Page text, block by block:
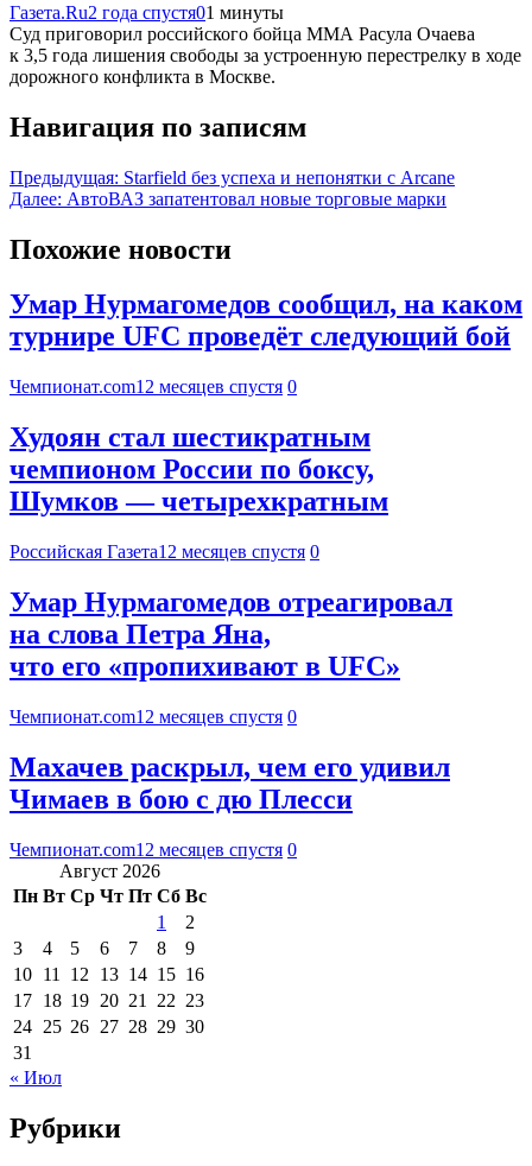
Газета.Ru2 года спустя01 минуты
Суд приговорил российского бойца ММА Расула Очаева
к 3,5 года лишения свободы за устроенную перестрелку в ходе
дорожного конфликта в Москве.
Навигация по записям
Предыдущая: Starfield без успеха и непонятки с Arcane
Далее: АвтоВАЗ запатентовал новые торговые марки
Похожие новости
Умар Нурмагомедов сообщил, на каком
турнире UFC проведёт следующий бой
Чемпионат.com12 месяцев спустя 0
Худоян стал шестикратным
чемпионом России по боксу,
Шумков — четырехкратным
Российская Газета12 месяцев спустя 0
Умар Нурмагомедов отреагировал
на слова Петра Яна,
что его «пропихивают в UFC»
Чемпионат.com12 месяцев спустя 0
Махачев раскрыл, чем его удивил
Чимаев в бою с дю Плесси
Чемпионат.com12 месяцев спустя 0
Август 2026
Пн Вт Ср Чт Пт Сб Вс
1
2
3
4 5 6 7 8
9
10 11 12 13 14 15 16
17 18 19 20 21 22 23
24 25 26 27 28 29 30
31
« Июл
Рубрики